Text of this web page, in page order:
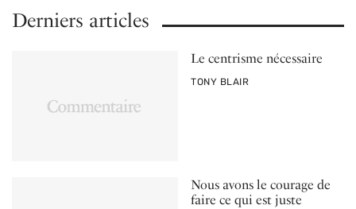
Derniers articles
Le centrisme nécessaire
PAR
TONY BLAIR
Nous avons le courage de
faire ce qui est juste